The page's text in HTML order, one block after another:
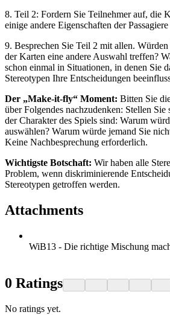
8. Teil 2: Fordern Sie Teilnehmer auf, die
einige andere Eigenschaften der
9. Besprechen Sie Teil 2 mit allen.
der Karten eine andere Auswahl treffen?
schon einmal in Situationen, in denen Sie
Stereotypen Ihre Entscheidungen
Der „Make-it-fly“ Moment: Bitten Sie
über Folgendes nachzudenken: Stellen Sie
der Charakter des Spiels sind: Warum
auswählen? Warum würde jemand Sie
Keine Nachbesprechung erforderlich.
Wichtigste Botschaft: Wir haben alle
Problem, wenn diskriminierende
Stereotypen getroffen werden.
Attachments
WiB13 - Die richtige Mischung
0 Ratings
No ratings yet.